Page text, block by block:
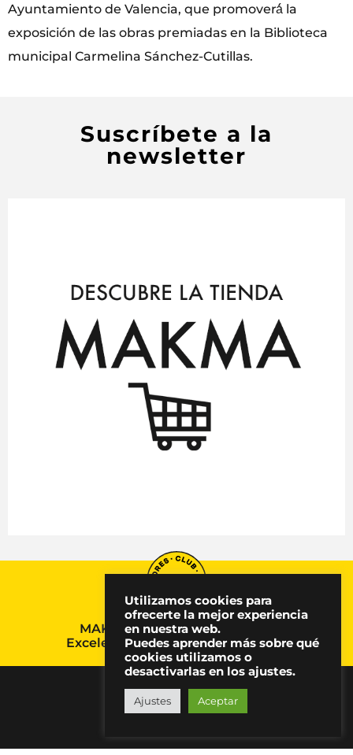
Ayuntamiento de Valencia, que promoverá́ la
exposición de las obras premiadas en la Biblioteca
municipal Carmelina Sánchez-Cutillas.
Suscríbete a la
newsletter
MAKMA, Premio Nacional a la
Excelencia en Comunicación 2024
Utilizamos cookies para
ofrecerte la mejor experiencia
en nuestra web.
Puedes aprender más sobre qué
cookies utilizamos o
desactivarlas en los ajustes.
Ajustes Aceptar